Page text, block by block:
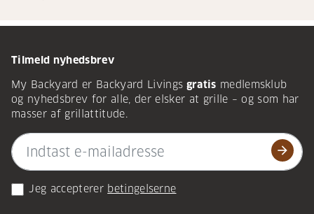
Tilmeld nyhedsbrev
My Backyard er Backyard Livings gratis medlemsklub
og nyhedsbrev for alle, der elsker at grille – og som har
masser af grillattitude.
arrow_forward
Jeg accepterer betingelserne